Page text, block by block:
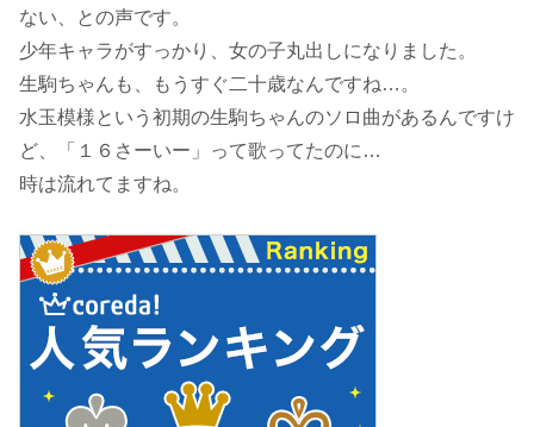
ない、との声です。
少年キャラがすっかり、女の子丸出しになりました。
生駒ちゃんも、もうすぐ二十歳なんですね…。
水玉模様という初期の生駒ちゃんのソロ曲があるんですけ
ど、「１６さーいー」って歌ってたのに…
時は流れてますね。